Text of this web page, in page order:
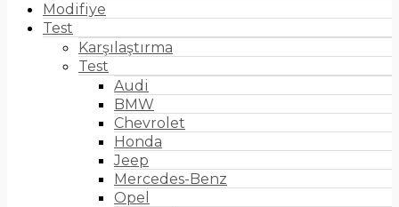
Modifiye
Test
Karşılaştırma
Test
Audi
BMW
Chevrolet
Honda
Jeep
Mercedes-Benz
Opel